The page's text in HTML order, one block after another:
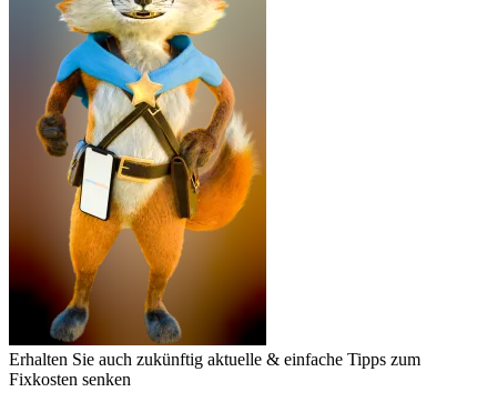
Erhalten Sie auch zukünftig aktuelle & einfache Tipps zum
Fixkosten senken